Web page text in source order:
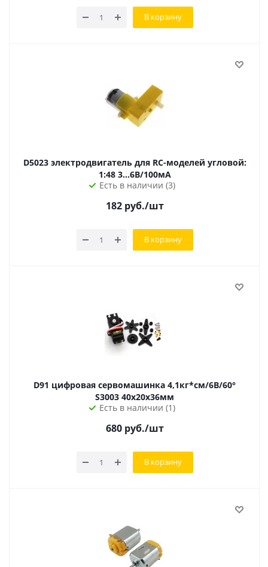
В корзину
D5023 электродвигатель для RC-моделей угловой:
1:48 3...6В/100мА
Есть в наличии (3)
182руб./шт
В корзину
D91 цифровая сервомашинка 4,1кг*см/6В/60°
S3003 40х20х36мм
Есть в наличии (1)
680руб./шт
В корзину